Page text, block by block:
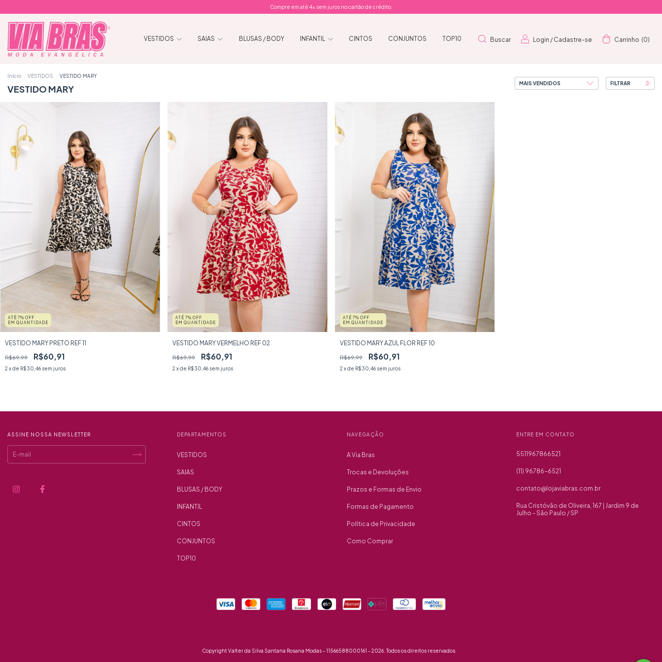
Compre em até 4x sem juros no cartão de crédito.
VESTIDOS SAIAS BLUSAS / BODY INFANTIL CINTOS CONJUNTOS TOP10 Buscar Login / Cadastre-se Carrinho (0)
Início VESTIDOS VESTIDO MARY
VESTIDO MARY FILTRAR
ATÉ 7% OFF
EM QUANTIDADE
VESTIDO MARY PRETO REF 11
R$69,99 R$60,91
2 x de R$30,46 sem juros
ATÉ 7% OFF
EM QUANTIDADE
VESTIDO MARY VERMELHO REF 02
R$69,99 R$60,91
2 x de R$30,46 sem juros
ATÉ 7% OFF
EM QUANTIDADE
VESTIDO MARY AZUL FLOR REF 10
R$69,99 R$60,91
2 x de R$30,46 sem juros
ASSINE NOSSA NEWSLETTER DEPARTAMENTOS
VESTIDOS
SAIAS
BLUSAS / BODY
INFANTIL
CINTOS
CONJUNTOS
TOP10
NAVEGAÇÃO
A Via Bras
Trocas e Devoluções
Prazos e Formas de Envio
Formas de Pagamento
Política de Privacidade
Como Comprar
ENTRE EM CONTATO
5511967866521
(11) 96786-6521
contato@lojaviabras.com.br
Rua Cristóvão de Oliveira, 167 | Jardim 9 de
Julho - São Paulo / SP
Copyright Valter da Silva Santana Rosana Modas - 11566588000161 - 2026. Todos os direitos reservados.